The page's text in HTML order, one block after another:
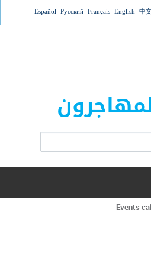
Jump to 中
English
Français
Русский
Español
Events